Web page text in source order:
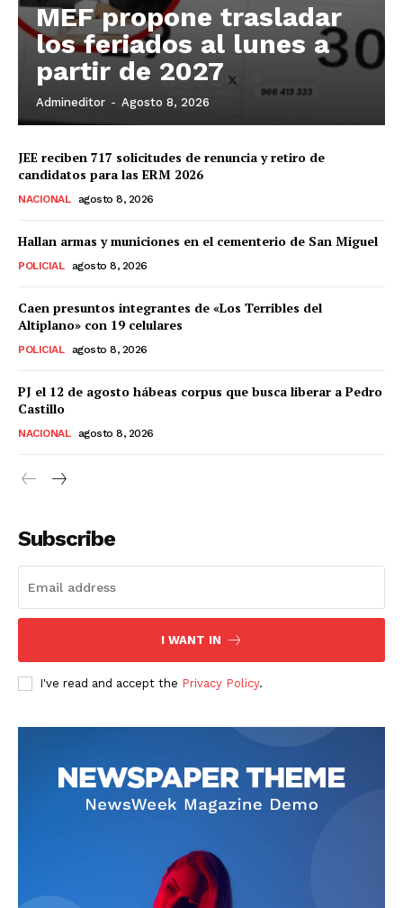
SUSCRIBETE
Contacto
MEF propone trasladar
los feriados al lunes a
partir de 2027
Admineditor - Agosto 8, 2026
JEE reciben 717 solicitudes de renuncia y retiro de
candidatos para las ERM 2026
NACIONAL agosto 8, 2026
Hallan armas y municiones en el cementerio de San Miguel
POLICIAL agosto 8, 2026
Caen presuntos integrantes de «Los Terribles del
Altiplano» con 19 celulares
POLICIAL agosto 8, 2026
PJ el 12 de agosto hábeas corpus que busca liberar a Pedro
Castillo
NACIONAL agosto 8, 2026
Subscribe
I WANT IN
I've read and accept the Privacy Policy.